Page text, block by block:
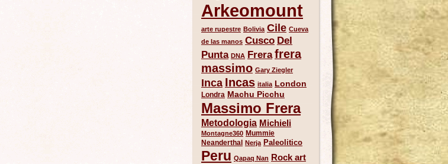
Arkeomount
arte rupestre Bolivia Cile Cueva
de las manos Cusco Del
Punta DNA Frera frera
massimo Gary Ziegler
Inca Incas italia London
Londra Machu Picchu
Massimo Frera
Metodologia Michieli
Montagne360 Mummie
Neanderthal Nerja Paleolitico
Peru Qapaq Nan Rock art